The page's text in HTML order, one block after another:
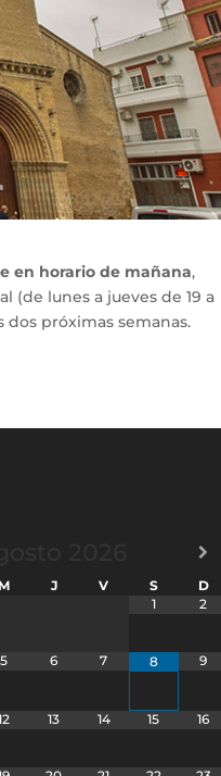
en horario de mañana,
(de lunes a jueves de 19 a
próximas semanas.
M J V S
D
1
2
5 6 7 8 9
13 14 15 16